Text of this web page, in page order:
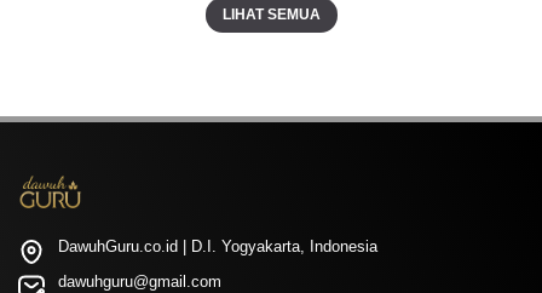
LIHAT SEMUA
DawuhGuru.co.id | D.I. Yogyakarta, Indonesia
dawuhguru@gmail.com